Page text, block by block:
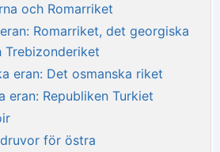
och Romarriket
Romarriket, det georgiska
Trebizonderiket
eran: Det osmanska riket
eran: Republiken Turkiet
för östra